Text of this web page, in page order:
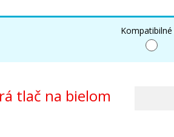
Kompatibilné
tlač na bielom